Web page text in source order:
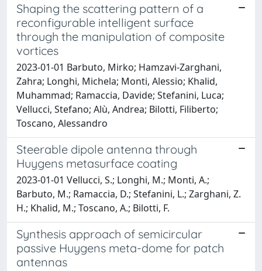
Shaping the scattering pattern of a
reconfigurable intelligent surface
through the manipulation of composite
vortices
2023-01-01 Barbuto, Mirko; Hamzavi-Zarghani,
Zahra; Longhi, Michela; Monti, Alessio; Khalid,
Muhammad; Ramaccia, Davide; Stefanini, Luca;
Vellucci, Stefano; Alù, Andrea; Bilotti, Filiberto;
Toscano, Alessandro
Steerable dipole antenna through
Huygens metasurface coating
2023-01-01 Vellucci, S.; Longhi, M.; Monti, A.;
Barbuto, M.; Ramaccia, D.; Stefanini, L.; Zarghani, Z.
H.; Khalid, M.; Toscano, A.; Bilotti, F.
Synthesis approach of semicircular
passive Huygens meta-dome for patch
antennas